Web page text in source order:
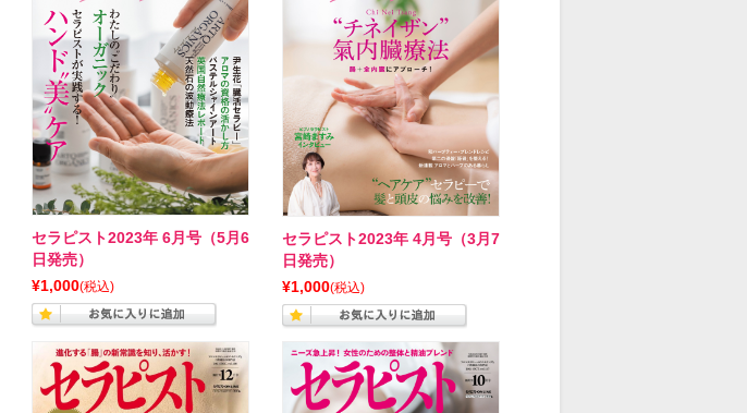
セラピスト2023年 6月号（5月6
日発売）
¥1,000(税込)
セラピスト2023年 4月号（3月7
日発売）
¥1,000(税込)